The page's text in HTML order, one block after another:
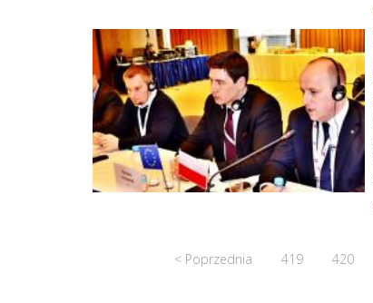
< Poprzednia 419 420